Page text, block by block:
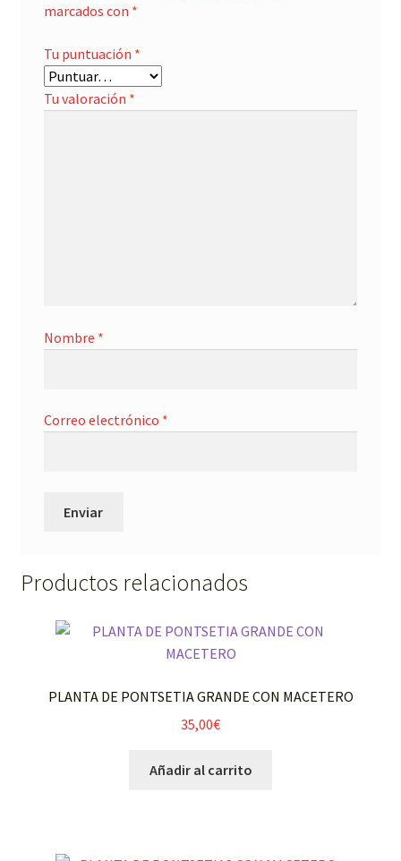
marcados con *
Tu puntuación *
Tu valoración *
Nombre *
Correo electrónico *
Productos relacionados
PLANTA DE PONTSETIA GRANDE CON MACETERO
35,00€
Añadir al carrito